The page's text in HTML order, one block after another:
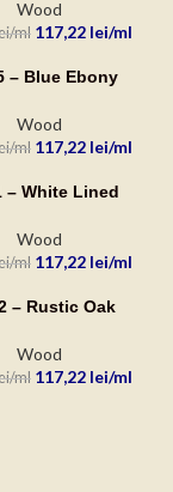
Wood
117,22 lei
– Blue Ebony
Wood
117,22 lei
– White Lined
Wood
117,22 lei
– Rustic Oak
Wood
117,22 lei